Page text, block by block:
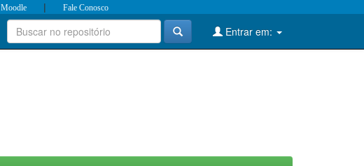
Moodle | Fale Conosco
Entrar em: